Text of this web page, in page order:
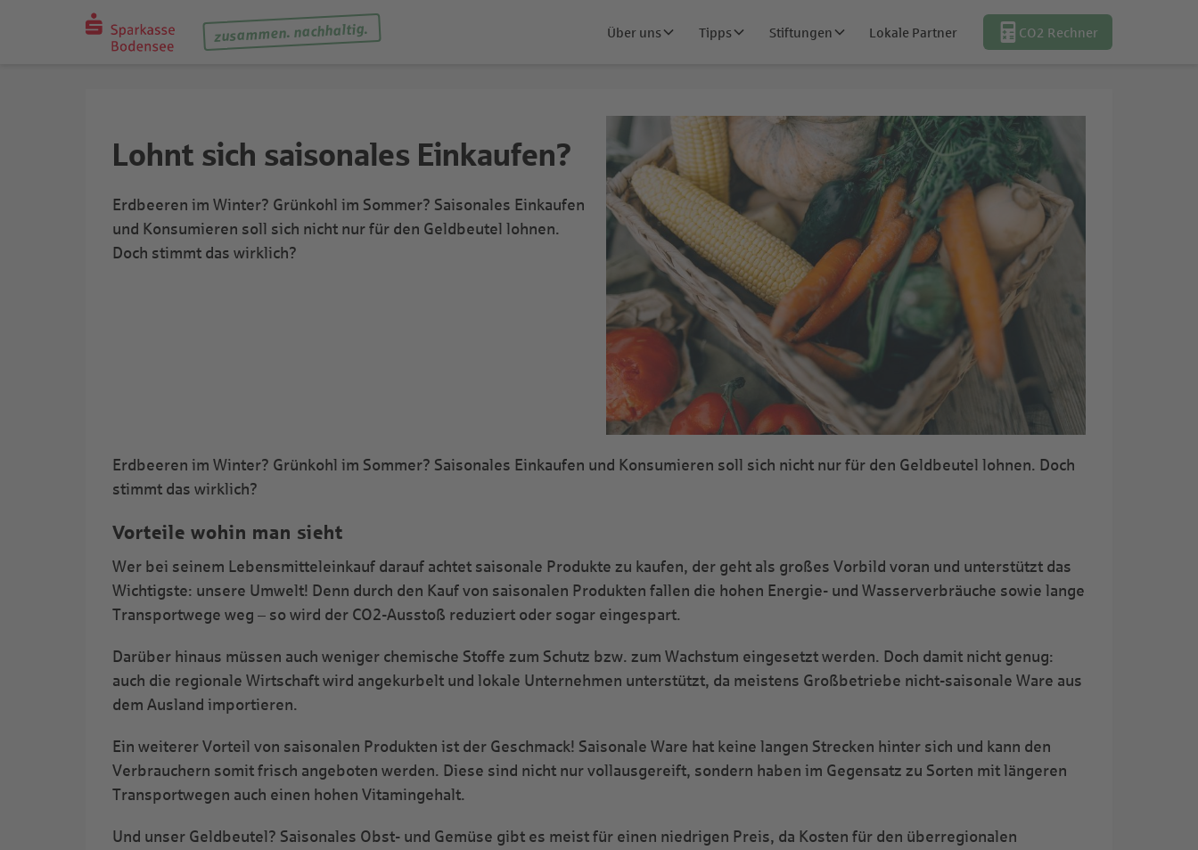
zusammen. nachhaltig. Über uns Tipps Stiftungen Lokale Partner CO2 Rechner
Lohnt sich saisonales Einkaufen?
Erdbeeren im Winter? Grünkohl im Sommer? Saisonales Einkaufen
und Konsumieren soll sich nicht nur für den Geldbeutel lohnen.
Doch stimmt das wirklich?
Erdbeeren im Winter? Grünkohl im Sommer? Saisonales Einkaufen und Konsumieren soll sich nicht nur für den Geldbeutel lohnen. Doch
stimmt das wirklich?
Vorteile wohin man sieht
Wer bei seinem Lebensmitteleinkauf darauf achtet saisonale Produkte zu kaufen, der geht als großes Vorbild voran und unterstützt das
Wichtigste: unsere Umwelt! Denn durch den Kauf von saisonalen Produkten fallen die hohen Energie- und Wasserverbräuche sowie lange
Transportwege weg – so wird der CO2-Ausstoß reduziert oder sogar eingespart.
Darüber hinaus müssen auch weniger chemische Stoffe zum Schutz bzw. zum Wachstum eingesetzt werden. Doch damit nicht genug:
auch die regionale Wirtschaft wird angekurbelt und lokale Unternehmen unterstützt, da meistens Großbetriebe nicht-saisonale Ware aus
dem Ausland importieren.
Ein weiterer Vorteil von saisonalen Produkten ist der Geschmack! Saisonale Ware hat keine langen Strecken hinter sich und kann den
Verbrauchern somit frisch angeboten werden. Diese sind nicht nur vollausgereift, sondern haben im Gegensatz zu Sorten mit längeren
Transportwegen auch einen hohen Vitamingehalt.
Und unser Geldbeutel? Saisonales Obst- und Gemüse gibt es meist für einen niedrigen Preis, da Kosten für den überregionalen